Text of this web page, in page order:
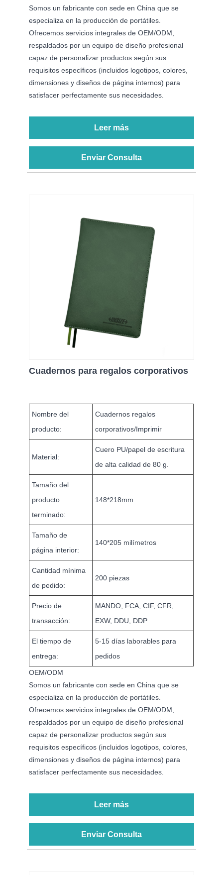
Somos un fabricante con sede en China que se
especializa en la producción de portátiles.
Ofrecemos servicios integrales de OEM/ODM,
respaldados por un equipo de diseño profesional
capaz de personalizar productos según sus
requisitos específicos (incluidos logotipos, colores,
dimensiones y diseños de página internos) para
satisfacer perfectamente sus necesidades.
Leer más
Enviar Consulta
Cuadernos para regalos corporativos
Nombre del
producto:
Cuadernos regalos
corporativos/Imprimir
Material:
Cuero PU/papel de escritura
de alta calidad de 80 g.
Tamaño del
producto
terminado:
148*218mm
Tamaño de
página interior:
140*205 milímetros
Cantidad mínima
de pedido:
200 piezas
Precio de
transacción:
MANDO, FCA, CIF, CFR,
EXW, DDU, DDP
El tiempo de
entrega:
5-15 días laborables para
pedidos
OEM/ODM
Somos un fabricante con sede en China que se
especializa en la producción de portátiles.
Ofrecemos servicios integrales de OEM/ODM,
respaldados por un equipo de diseño profesional
capaz de personalizar productos según sus
requisitos específicos (incluidos logotipos, colores,
dimensiones y diseños de página internos) para
satisfacer perfectamente sus necesidades.
Leer más
Enviar Consulta